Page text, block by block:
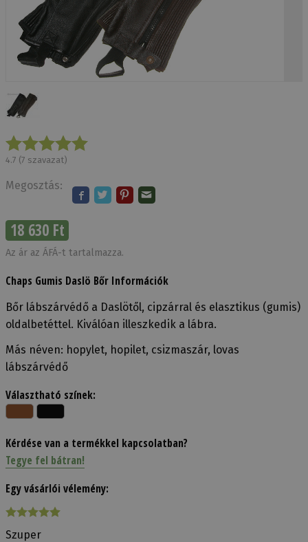
4.7 (7 szavazat)
Megosztás:
18 630 Ft
Az ár az ÁFÁ-t tartalmazza.
Chaps Gumis Daslö Bőr Információk
Bőr lábszárvédő a Daslötől, cipzárral és elasztikus (gumis)
oldalbetéttel. Kiválóan illeszkedik a lábra.
Más néven: hopylet, hopilet, csizmaszár, lovas
lábszárvédő
Választható színek:
Kérdése van a termékkel kapcsolatban?
Tegye fel bátran!
Egy vásárlói vélemény:
Szuper